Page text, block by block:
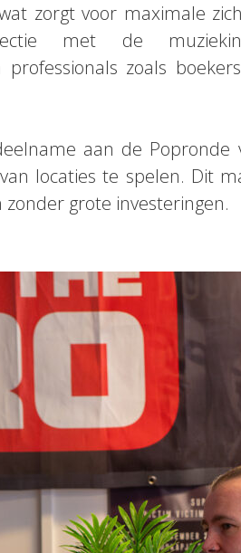
zorgt voor maximale
met de
professionals zoals
aan de
locaties te spelen. Dit
grote investeringen.